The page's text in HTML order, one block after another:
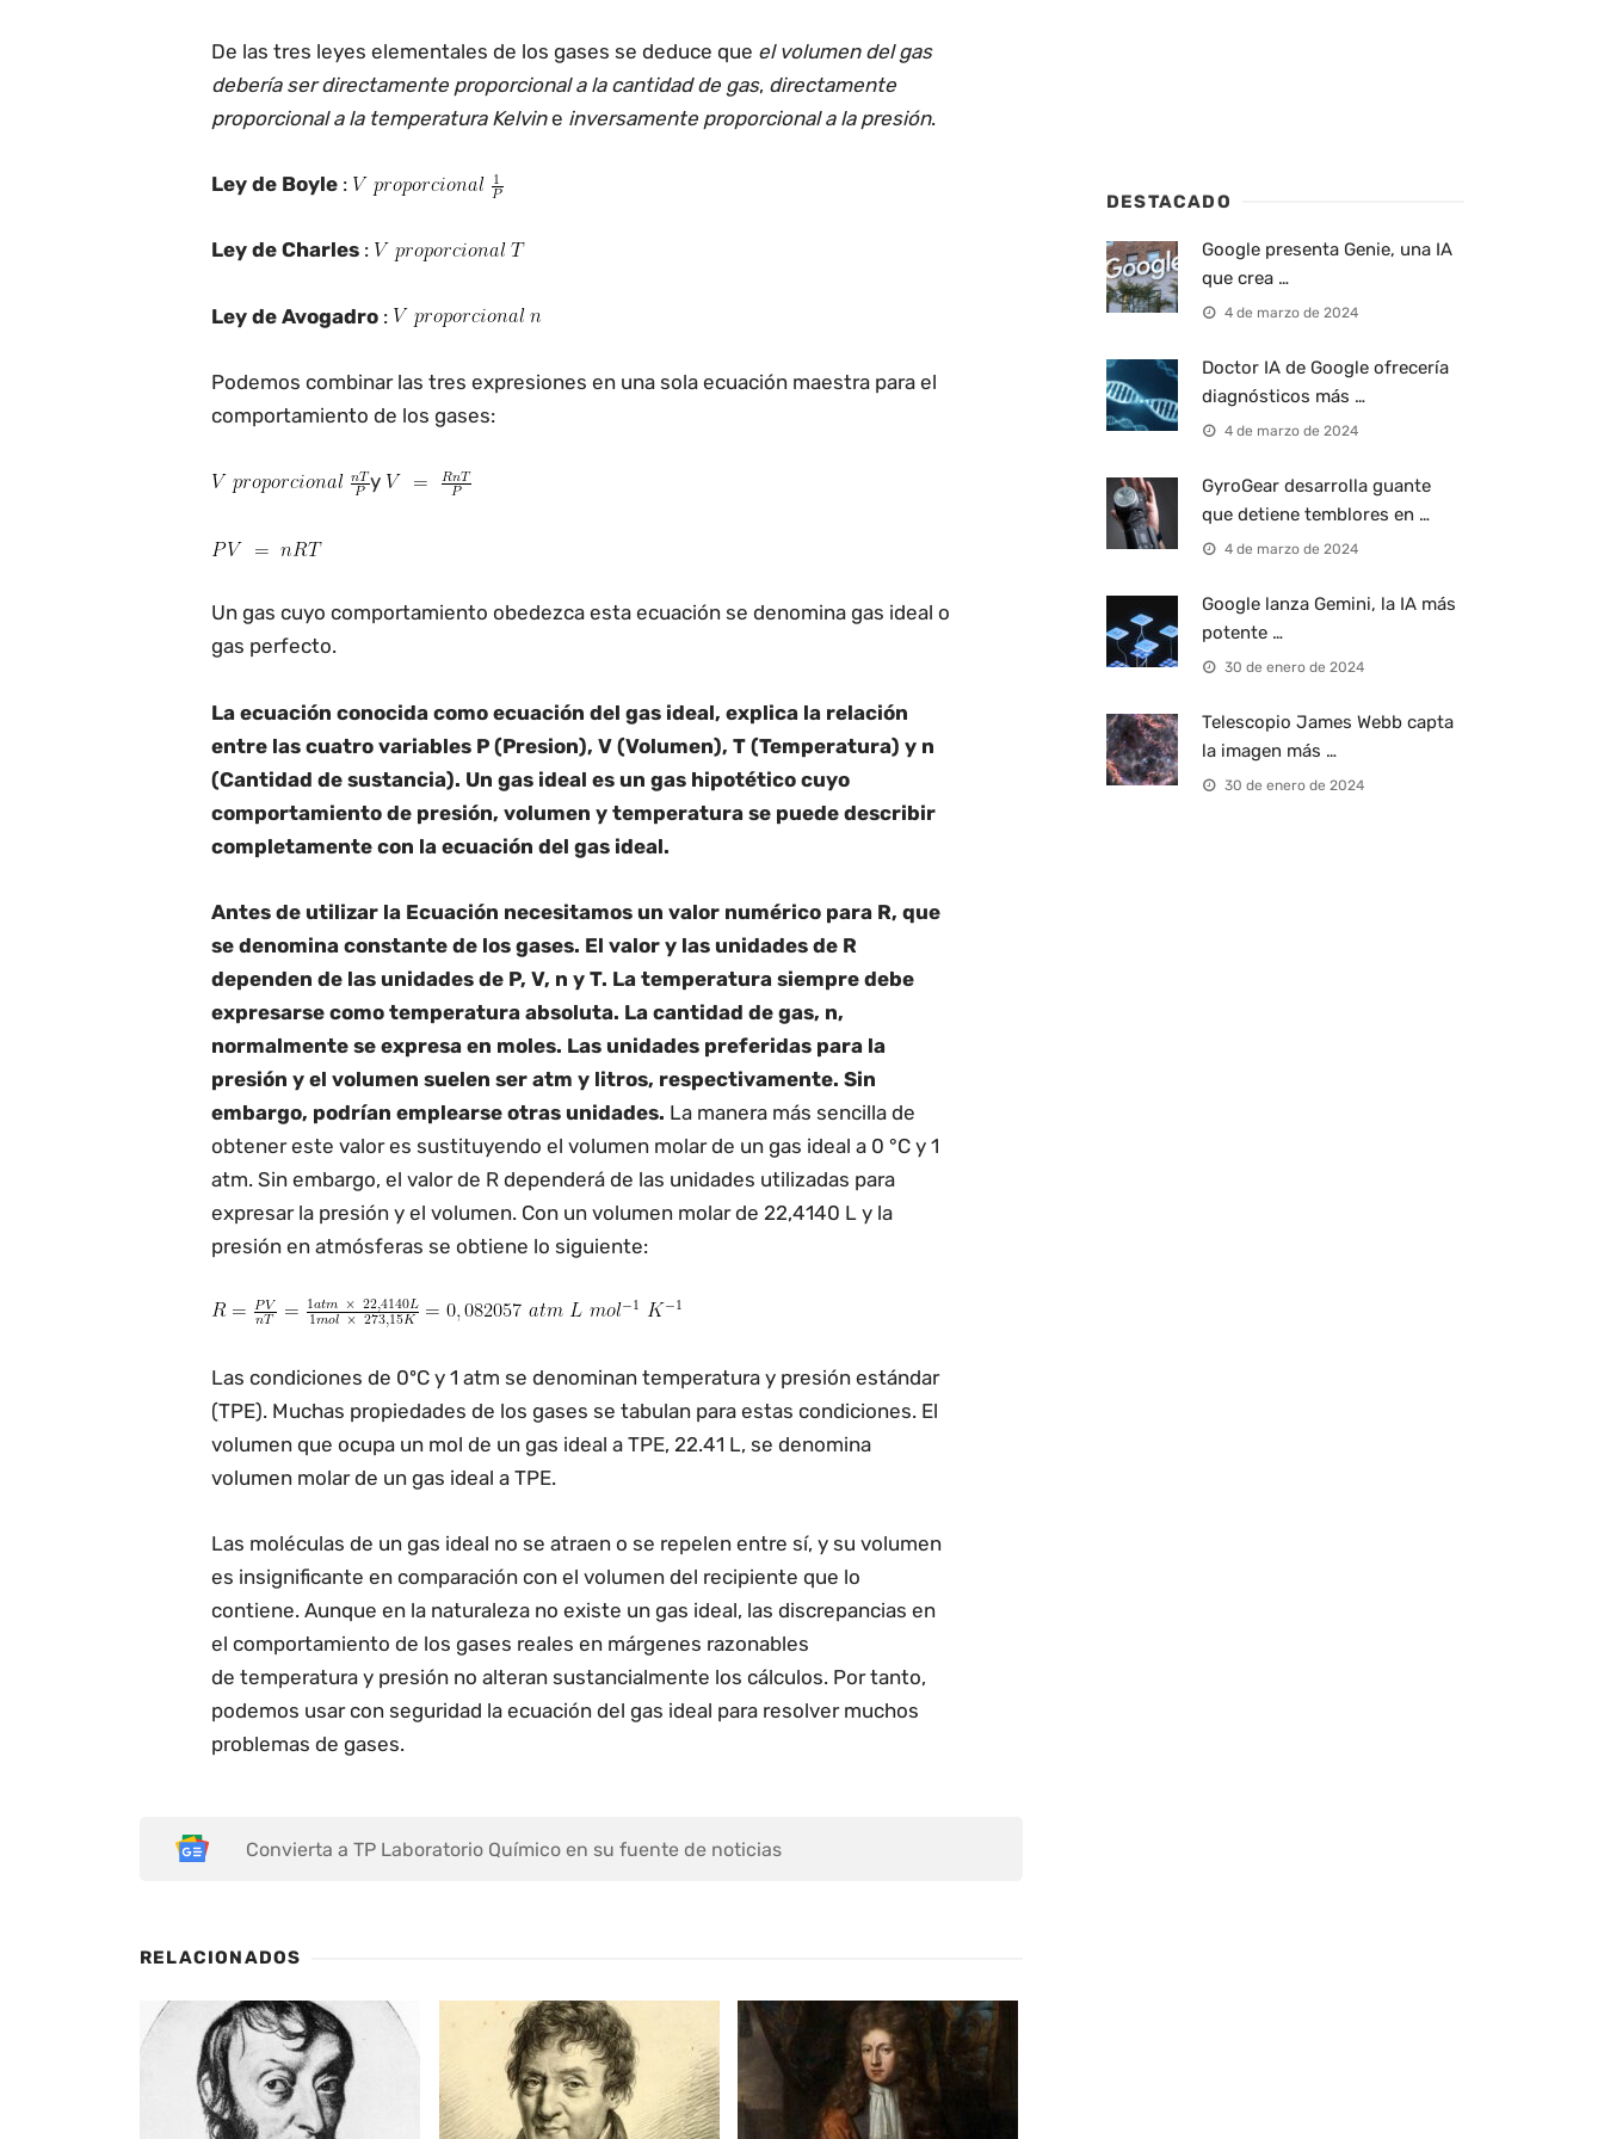
De las tres leyes elementales de los gases se deduce que el volumen del gas
debería ser directamente proporcional a la cantidad de gas, directamente
proporcional a la temperatura Kelvine inversamente proporcional a la presión.
Ley de Boyle :
Ley de Charles :
Ley de Avogadro :
Podemos combinar las tres expresiones en una sola ecuación maestra para el
comportamiento de los gases:
y
Un gas cuyo comportamiento obedezca esta ecuación se denomina gas ideal o
gas perfecto.
La ecuación conocida como ecuación del gas ideal, explica la relación
entre las cuatro variables P (Presion), V (Volumen), T (Temperatura) y n
(Cantidad de sustancia). Un gas ideal es un gas hipotético cuyo
comportamiento de presión, volumen y temperatura se puede describir
completamente con la ecuación del gas ideal.
Antes de utilizar la Ecuación necesitamos un valor numérico para R, que
se denomina constante de los gases. El valor y las unidades de R
dependen de las unidades de P, V, n y T. La temperatura siempre debe
expresarse como temperatura absoluta. La cantidad de gas, n,
normalmente se expresa en moles. Las unidades preferidas para la
presión y el volumen suelen ser atm y litros, respectivamente. Sin
embargo, podrían emplearse otras unidades. La manera más sencilla de
obtener este valor es sustituyendo el volumen molar de un gas ideal a 0 °C y 1
atm. Sin embargo, el valor de R dependerá de las unidades utilizadas para
expresar la presión y el volumen. Con un volumen molar de 22,4140 L y la
presión en atmósferas se obtiene lo siguiente:
Las condiciones de 0ºC y 1 atm se denominan temperatura y presión estándar
(TPE). Muchas propiedades de los gases se tabulan para estas condiciones. El
volumen que ocupa un mol de un gas ideal a TPE, 22.41 L, se denomina
volumen molar de un gas ideal a TPE.
Las moléculas de un gas ideal no se atraen o se repelen entre sí, y su volumen
es insignificante en comparación con el volumen del recipiente que lo
contiene. Aunque en la naturaleza no existe un gas ideal, las discrepancias en
el comportamiento de los gases reales en márgenes razonables
de temperatura y presión no alteran sustancialmente los cálculos. Por tanto,
podemos usar con seguridad la ecuación del gas ideal para resolver muchos
problemas de gases.
Convierta a TP Laboratorio Químico en su fuente de noticias
RELACIONADOS
DESTACADO
Google presenta Genie, una IA
que crea …
4 de marzo de 2024
Doctor IA de Google ofrecería
diagnósticos más …
4 de marzo de 2024
GyroGear desarrolla guante
que detiene temblores en …
4 de marzo de 2024
Google lanza Gemini, la IA más
potente …
30 de enero de 2024
Telescopio James Webb capta
la imagen más …
30 de enero de 2024